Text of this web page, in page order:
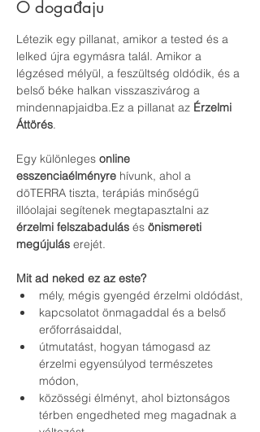
O događaju
Létezik egy pillanat, amikor a tested és a
lelked újra egymásra talál. Amikor a
légzésed mélyül, a feszültség oldódik, és a
belső béke halkan visszaszivárog a
mindennapjaidba.Ez a pillanat az Érzelmi
Áttörés.
Egy különleges online
esszenciaélményre hívunk, ahol a
dōTERRA tiszta, terápiás minőségű
illóolajai segítenek megtapasztalni az
érzelmi felszabadulás és önismereti
megújulás erejét.
Mit ad neked ez az este?
mély, mégis gyengéd érzelmi oldódást,
kapcsolatot önmagaddal és a belső
erőforrásaiddal,
útmutatást, hogyan támogasd az
érzelmi egyensúlyod természetes
módon,
közösségi élményt, ahol biztonságos
térben engedheted meg magadnak a